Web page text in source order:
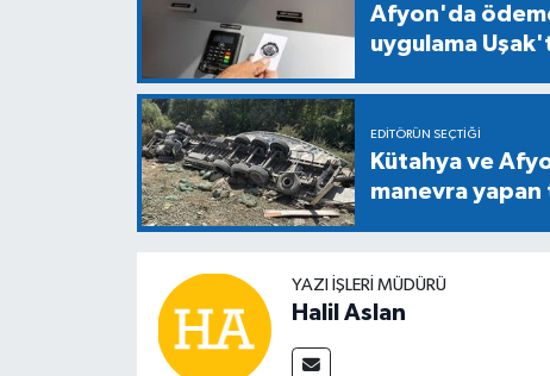
Afyon'da
uygulama
EDITÖRÜN SEÇTIĞI
Kütahya ve
manevra yapan
YAZI İŞLERİ MÜDÜRÜ
Halil Aslan